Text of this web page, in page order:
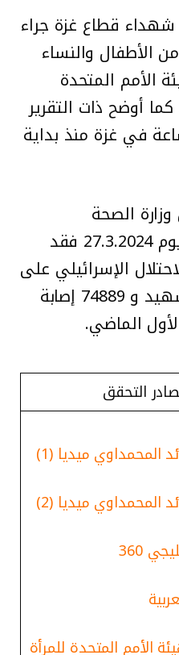
أن 70% من شهداء قطاع غزة جراء
الأطفال والنساء
الأمم المتحدة
بتاريخ 19.1.2024. كما أوضح ذات التقرير
في غزة منذ بداية
الصحة
الفلسطينية في غزة اليوم 27.3.2024 فقد
الإسرائيلي على
قطاع غزة إلى 32490 شهيد و 74889 إصابة
الماضي.
التحقق
المحمداوي ميديا (1)
المحمداوي ميديا (2)
360
الأمم المتحدة للمرأة